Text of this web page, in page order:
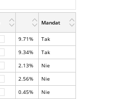
Mandat
9.71%
Tak
9.34%
Tak
2.13%
Nie
2.56%
Nie
0.45% Nie